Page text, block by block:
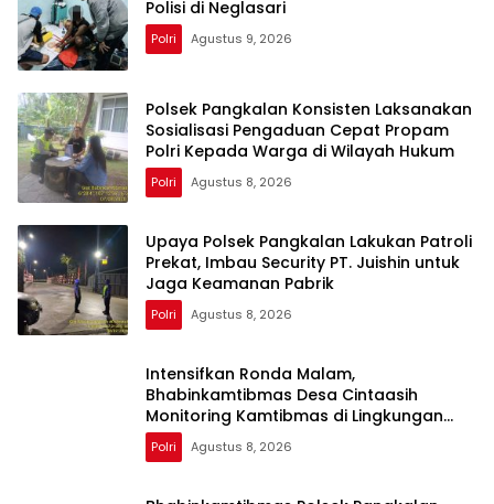
Polisi di Neglasari
Polri Agustus 9, 2026
Polsek Pangkalan Konsisten Laksanakan
Sosialisasi Pengaduan Cepat Propam
Polri Kepada Warga di Wilayah Hukum
Polri Agustus 8, 2026
Upaya Polsek Pangkalan Lakukan Patroli
Prekat, Imbau Security PT. Juishin untuk
Jaga Keamanan Pabrik
Polri Agustus 8, 2026
Intensifkan Ronda Malam,
Bhabinkamtibmas Desa Cintaasih
Monitoring Kamtibmas di Lingkungan
Masyarakat
Polri Agustus 8, 2026